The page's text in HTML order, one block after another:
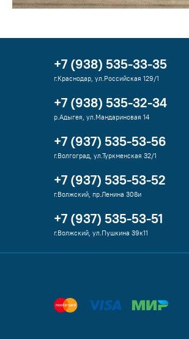
+7 (938) 535-33-35
г.Краснодар, ул.Российская 129/1
+7 (938) 535-32-34
р.Адыгея, ул.Мандариновая 14
+7 (937) 535-53-56
г.Волгоград, ул.Туркменская 32/1
+7 (937) 535-53-52
г.Волжский, пр.Ленина 308и
+7 (937) 535-53-51
г.Волжский, ул.Пушкина 39к11